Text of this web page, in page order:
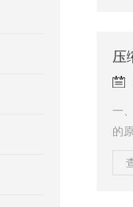
冷
曾
压
一
的
路